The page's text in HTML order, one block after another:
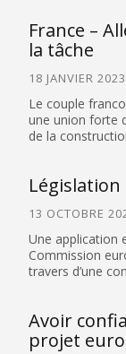
France –
la tâche
18 JANVIER 2023
Le couple
une union forte
de la
Législation
13 OCTOBRE
Une application
Commission
travers d’une
Avoir
projet